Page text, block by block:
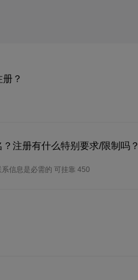
？
注册有什么特别要求/限制吗？
信息是必需的 可挂靠 450